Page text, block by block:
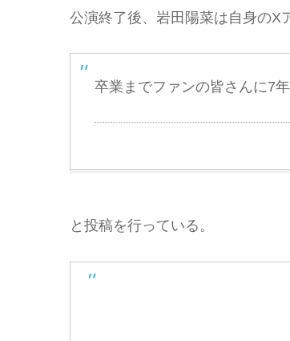
公演終了後、岩田陽菜は自身のX
卒業までファンの皆さんに7
と投稿を行っている。